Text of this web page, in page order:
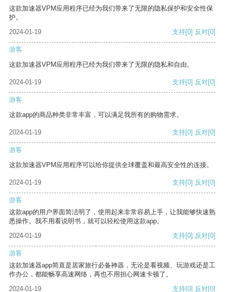
这款加速器VPM应用程序已经为我们带来了无限的隐私保护和安全性保
护。
2024-01-19
支持[0] 反对[0]
游客
这款加速器VPM应用程序已经为我们带来了无限的隐私和自由。
2024-01-19 支持[0] 反对[0]
游客
这款app的商品种类非常丰富，可以满足我所有的购物需求。
2024-01-19 支持[0] 反对[0]
游客
这款加速器VPM应用程序可以给你提供全球覆盖和最高安全性的连接。
2024-01-19 支持[0] 反对[0]
游客
这款app的用户界面简洁明了，使用起来非常容易上手，让我能够快速熟
悉操作。我不用看说明书，就可以轻松使用这款app。
2024-01-19
支持[0] 反对[0]
游客
这款加速器app简直是居家旅行必备神器，无论是看视频、玩游戏还是工
作办公，都能畅享高速网络，再也不用担心网速卡顿了。
2024-01-19
支持[0] 反对[0]